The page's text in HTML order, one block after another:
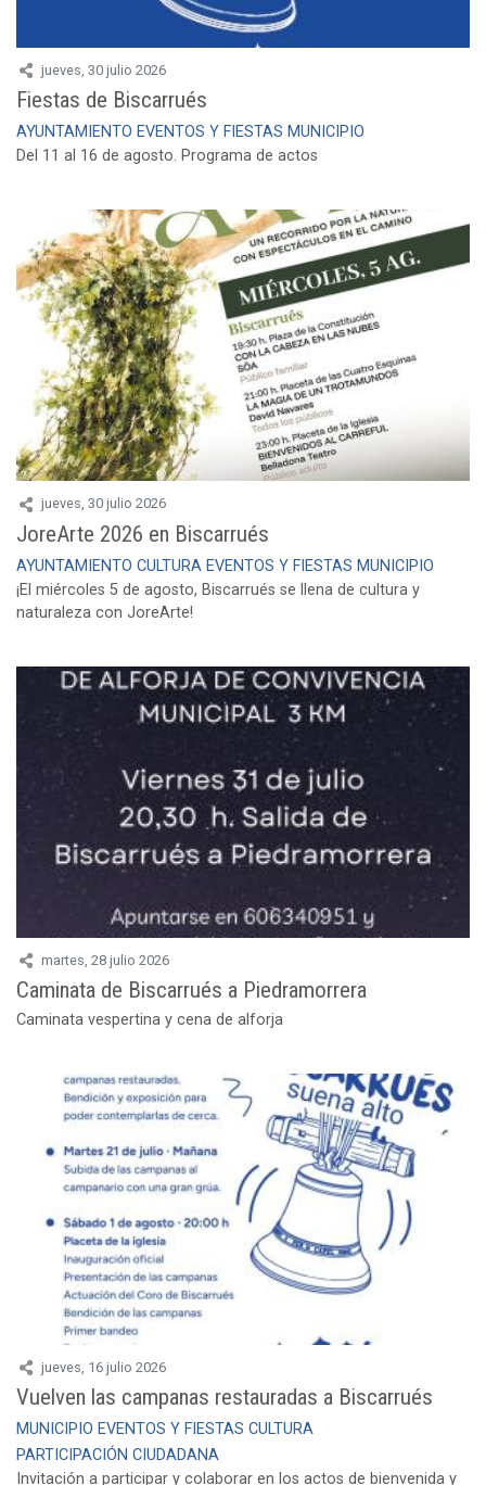
jueves, 30 julio 2026
Fiestas de Biscarrués
AYUNTAMIENTO EVENTOS Y FIESTAS MUNICIPIO
Del 11 al 16 de agosto. Programa de actos
jueves, 30 julio 2026
JoreArte 2026 en Biscarrués
AYUNTAMIENTO CULTURA EVENTOS Y FIESTAS MUNICIPIO
¡El miércoles 5 de agosto, Biscarrués se llena de cultura y
naturaleza con JoreArte!
martes, 28 julio 2026
Caminata de Biscarrués a Piedramorrera
Caminata vespertina y cena de alforja
jueves, 16 julio 2026
Vuelven las campanas restauradas a Biscarrués
MUNICIPIO EVENTOS Y FIESTAS CULTURA
PARTICIPACIÓN CIUDADANA
Invitación a participar y colaborar en los actos de bienvenida y